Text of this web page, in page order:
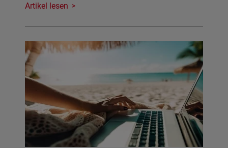
Artikel lesen